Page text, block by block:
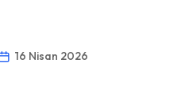
16 Nisan 2026